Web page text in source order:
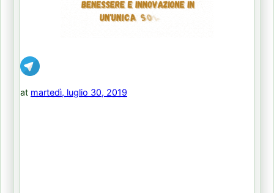
at martedì, luglio 30, 2019